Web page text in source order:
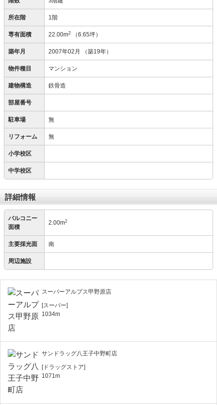
所在階 1階
専有面積 22.00m2 （6.65坪）
築年月 2007年02月 （築19年）
物件種目 マンション
建物構造 鉄骨造
部屋番号
駐車場 無
リフォーム 無
小学校区
中学校区
詳細情報
バルコニー
面積
2.00m2
主要採光面 南
周辺施設
スーパーアルプス甲野原店
[スーパー]
1034m
サンドラッグ八王子中野町店
[ドラッグストア]
1071m